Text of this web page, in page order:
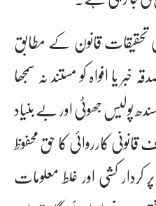
تحقیقات قانون کے مطابق
یا افواہ کو مستند نہ سمجھا
پولیس جھوٹی اور بے بنیاد
کارروائی کا حق محفوظ
کشی اور غلط معلومات